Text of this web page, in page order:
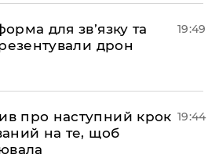
для зв’язку та
дрон
19:49
про наступний крок
на те, щоб
19:44